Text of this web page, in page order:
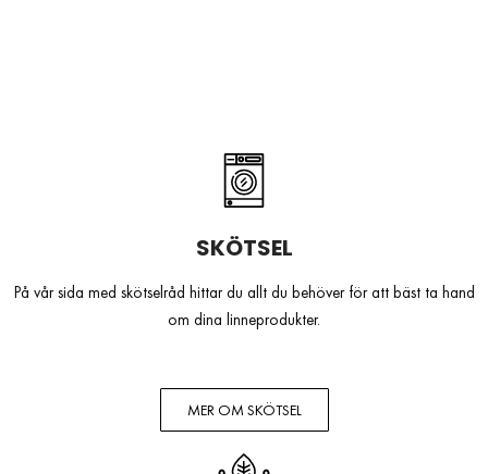
SKÖTSEL
På vår sida med skötselråd hittar du allt du behöver för att bäst ta hand
om dina linneprodukter.
MER OM SKÖTSEL